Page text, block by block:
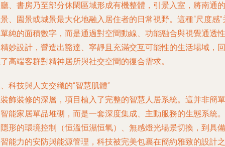
、書房乃至部分休閑區域形成有機整體，引景入室，將南通的
、園景或城景最大化地融入居住者的日常視野。這種“尺度感”
純的面積數字，而是通過對空間動線、功能融合與視覺通透性
妙設計，營造出豁達、寧靜且充滿交互可能性的生活場域，回
高端客群對精神居所與社交空間的復合需求。
科技與人文交織的“智慧肌體”
飾裝修的深層，項目植入了完整的智慧人居系統。這并非簡單
能家居單品堆砌，而是一套深度集成、主動服務的生態系統。
形的環境控制（恒溫恒濕恒氧）、無感燈光場景切換，到具備
能力的安防與能源管理，科技被完美包裹在簡約雅致的設計之